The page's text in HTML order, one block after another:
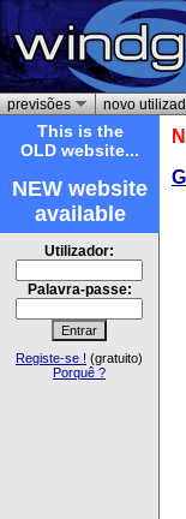
previsões novo
This is the
OLD website...
NEW website
available
Utilizador:
Palavra-passe:
Registe-se ! (gratuito)
Porquê ?